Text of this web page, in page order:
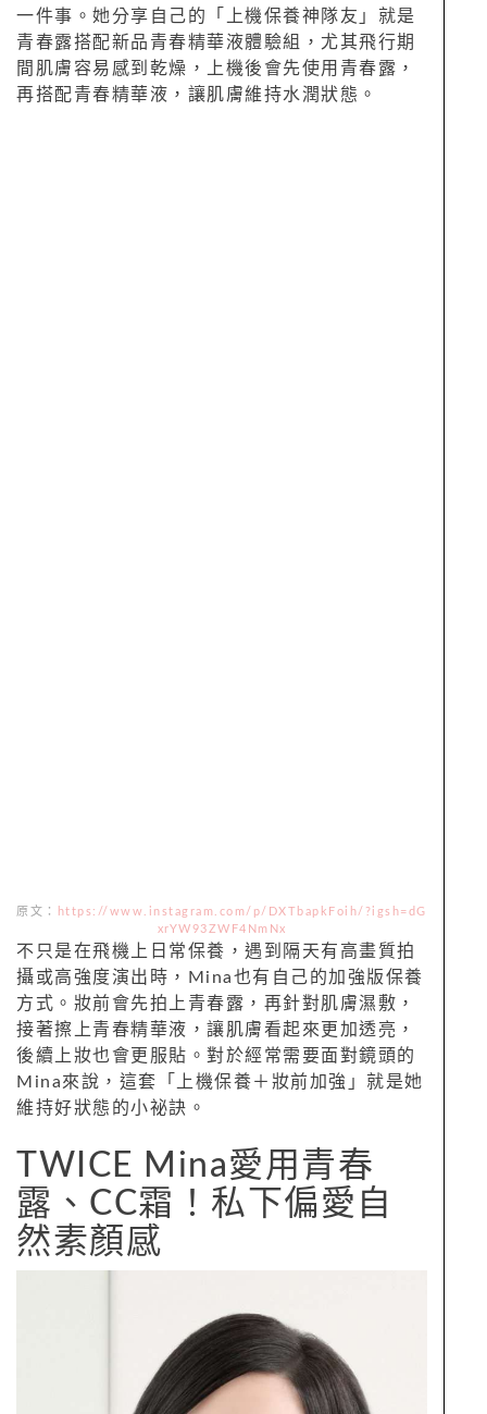
一件事。她分享自己的「上機保養神隊友」就是
青春露搭配新品青春精華液體驗組，尤其飛行期
間肌膚容易感到乾燥，上機後會先使用青春露，
再搭配青春精華液，讓肌膚維持水潤狀態。
原文：
https://www.instagram.com/p/DXTbapkFoih/?igsh=dG
xrYW93ZWF4NmNx
不只是在飛機上日常保養，遇到隔天有高畫質拍
攝或高強度演出時，Mina也有自己的加強版保養
方式。妝前會先拍上青春露，再針對肌膚濕敷，
接著擦上青春精華液，讓肌膚看起來更加透亮，
後續上妝也會更服貼。對於經常需要面對鏡頭的
Mina來說，這套「上機保養＋妝前加強」就是她
維持好狀態的小祕訣。
TWICE Mina愛用青春
露、CC霜！私下偏愛自
然素顏感